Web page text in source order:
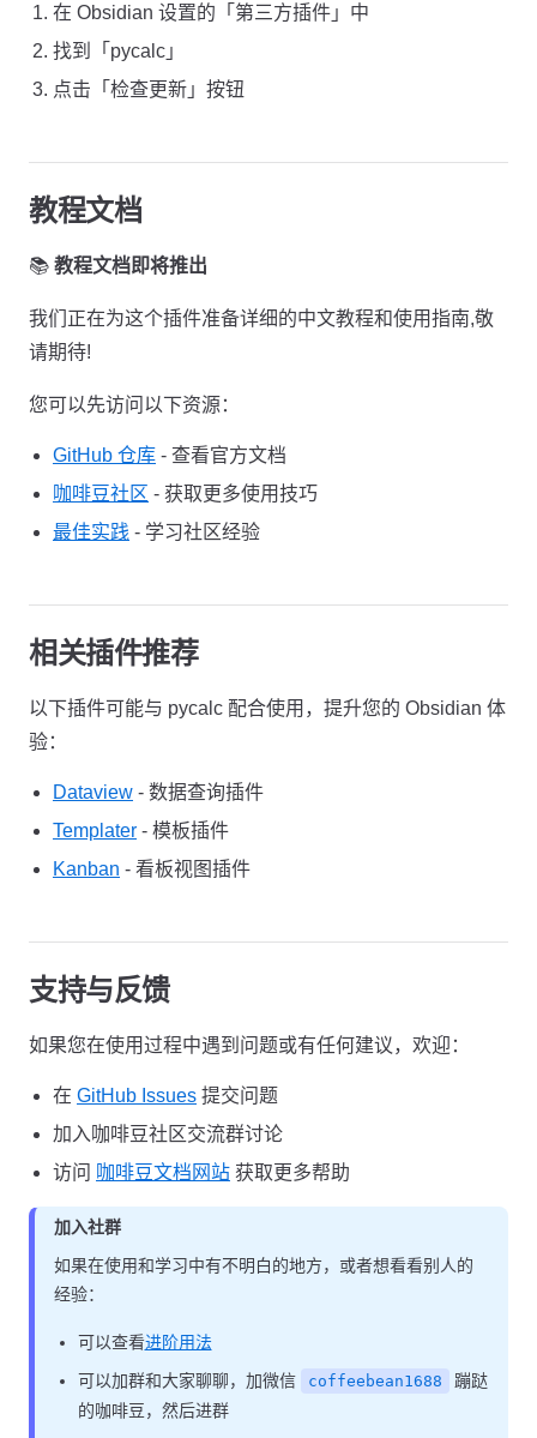
在 Obsidian 设置的「第三方插件」中
找到「pycalc」
点击「检查更新」按钮
教程文档
📚 教程文档即将推出
我们正在为这个插件准备详细的中文教程和使用指南,敬
请期待!
您可以先访问以下资源：
GitHub 仓库 - 查看官方文档
咖啡豆社区 - 获取更多使用技巧
最佳实践 - 学习社区经验
相关插件推荐
以下插件可能与 pycalc 配合使用，提升您的 Obsidian 体
验：
Dataview - 数据查询插件
Templater - 模板插件
Kanban - 看板视图插件
支持与反馈
如果您在使用过程中遇到问题或有任何建议，欢迎：
在 GitHub Issues 提交问题
加入咖啡豆社区交流群讨论
访问 咖啡豆文档网站 获取更多帮助
加入社群
如果在使用和学习中有不明白的地方，或者想看看别人的
经验：
可以查看进阶用法
可以加群和大家聊聊，加微信
coffeebean1688
蹦跶
的咖啡豆，然后进群